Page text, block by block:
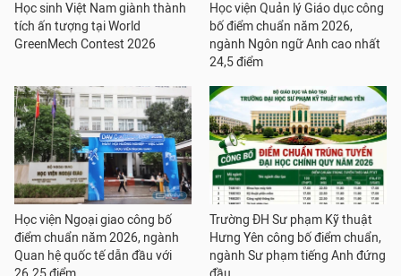
Học sinh Việt Nam giành thành
tích ấn tượng tại World
GreenMech Contest 2026
Học viện Quản lý Giáo dục công
bố điểm chuẩn năm 2026,
ngành Ngôn ngữ Anh cao nhất
24,5 điểm
Học viện Ngoại giao công bố
điểm chuẩn năm 2026, ngành
Quan hệ quốc tế dẫn đầu với
Trường ĐH Sư phạm Kỹ thuật
Hưng Yên công bố điểm chuẩn,
ngành Sư phạm tiếng Anh đứng